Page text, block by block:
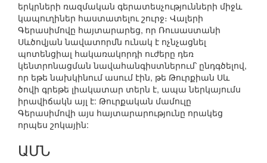
երկրների ռազմական գերատեսչությունների միջև
կապուղիներ հաստատելու շուրջ։ Վալերի
Գերասիմովը հայտարարեց, որ Ռուսաստանի
Սևծովյան նավատորմն ունակ է ոչնչացնել
պոտենցիալ հակառակորդի ուժերը դեռ
կենտրոնացման նավահանգիստներում՝ ընդգծելով,
որ եթե նախկինում ասում էին, թե Թուրքիան Սև
ծովի գրեթե լիակատար տերն է, ապա ներկայումս
իրավիճակն այլ է: Թուրքական մամուլը
Գերասիմովի այս հայտարարությունը որակեց
որպես շոկային:
ԱՄՆ